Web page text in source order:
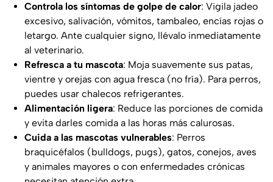
Controla los síntomas de golpe de calor: Vigila jadeo
excesivo, salivación, vómitos, tambaleo, encías rojas o
letargo. Ante cualquier signo, llévalo inmediatamente
al veterinario.
Refresca a tu mascota: Moja suavemente sus patas,
vientre y orejas con agua fresca (no fría). Para perros,
puedes usar chalecos refrigerantes.
Alimentación ligera: Reduce las porciones de comida
y evita darles comida a las horas más calurosas.
Cuida a las mascotas vulnerables: Perros
braquicéfalos (bulldogs, pugs), gatos, conejos, aves
y animales mayores o con enfermedades crónicas